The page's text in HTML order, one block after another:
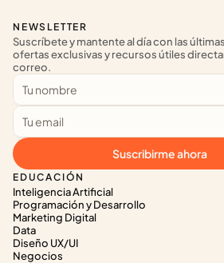
EDUCACIÓN
Inteligencia Artificial
Programación y Desarrollo
Marketing Digital
Data
Diseño UX/UI
Negocios
NEWSLETTER
Suscríbete y mantente al día con las
ofertas exclusivas y recursos útiles
correo.
Suscribirme ahora